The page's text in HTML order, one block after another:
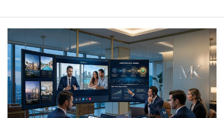
التسويق
العقاري
الإلكتروني:
استراتيجيات
توليد
عملاء
جاهزين